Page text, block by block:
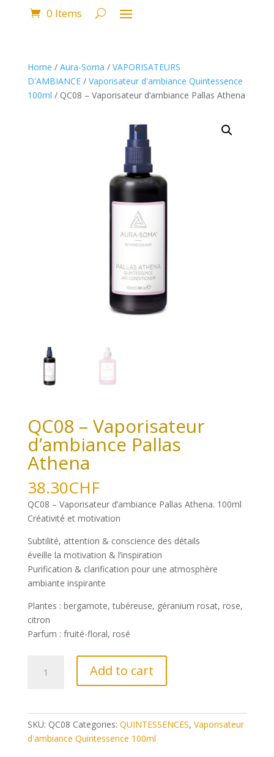
0 Items
Home / Aura-Soma / VAPORISATEURS
D'AMBIANCE/ Vaporisateur d'ambiance Quintessence
100ml / QC08 – Vaporisateur d’ambiance Pallas Athena
QC08 – Vaporisateur
d’ambiance Pallas
Athena
38.30CHF
QC08 – Vaporisateur d’ambiance Pallas Athena. 100ml
Créativité et motivation
Subtilité, attention & conscience des détails
éveille la motivation & l’inspiration
Purification & clarification pour une atmosphère
ambiante inspirante
Plantes : bergamote, tubéreuse, géranium rosat, rose,
citron
Parfum : fruité-floral, rosé
Vaporisateur
Athena
Add to cart
SKU: QC08 Categories: QUINTESSENCES, Vaporisateur
d'ambiance Quintessence 100ml